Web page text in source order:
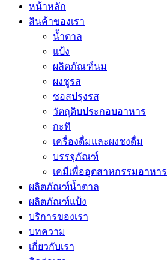
หน้าหลัก
สินค้าของเรา
น้ำตาล
แป้ง
ผลิตภัณฑ์นม
ผงชูรส
ซอสปรุงรส
วัตถุดิบประกอบอาหาร
กะทิ
เครื่องดื่มและผงชงดื่ม
บรรจุภัณฑ์
เคมีเพื่ออุตสาหกรรมอาหาร
ผลิตภัณฑ์น้ำตาล
ผลิตภัณฑ์แป้ง
บริการของเรา
บทความ
เกี่ยวกับเรา